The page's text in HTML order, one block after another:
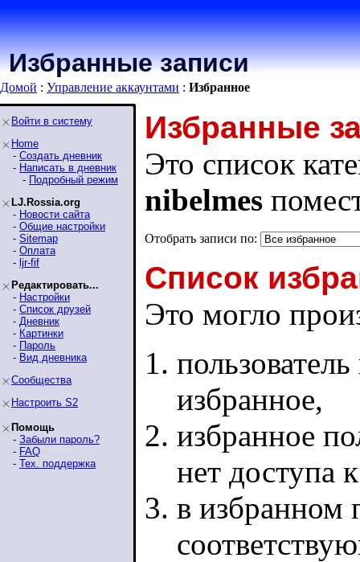
Избранные записи
Домой : Управление аккаунтами : Избранное
Войти в систему
Home
- Создать дневник
- Написать в дневник
- Подробный режим
LJ.Rossia.org
- Новости сайта
- Общие настройки
- Sitemap
- Оплата
- ljr-fif
Редактировать...
- Настройки
- Список друзей
- Дневник
- Картинки
- Пароль
- Вид дневника
Сообщества
Настроить S2
Помощь
- Забыли пароль?
- FAQ
- Тех. поддержка
Избранные
Это список
nibelmes
Отобрать записи по:
Список
Это могло
избранное,
избранное
нет доступа
в избранном